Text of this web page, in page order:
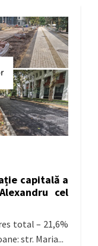
capitală a
cel
total – 21,6%
str. Maria...